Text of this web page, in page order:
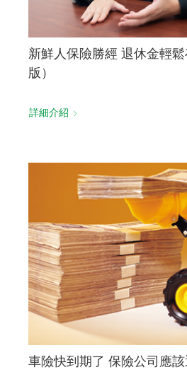
新鮮人保險勝經 退休金輕
版）
詳細介紹
車險快到期了 保險公司應